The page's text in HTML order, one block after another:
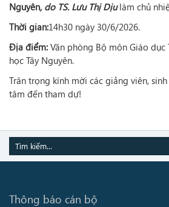
Nguyên, do TS. Lưu Thị Dịulàm chủ
Thời gian:14h30 ngày 30/6/2026.
Địa điểm: Văn phòng Bộ môn Giáo dục
học Tây Nguyên.
Trân trọng kính mời các giảng viên,
tâm đến tham dự!
Thông báo cán bộ